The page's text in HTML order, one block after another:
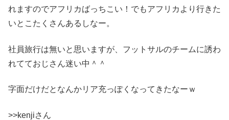
れますのでアフリカばっちこい！でもアフリカより行きた
いとこたくさんあるしなー。
社員旅行は無いと思いますが、フットサルのチームに誘わ
れてておじさん迷い中＾＾
字面だけだとなんかリア充っぽくなってきたなーｗ
>>kenjiさん